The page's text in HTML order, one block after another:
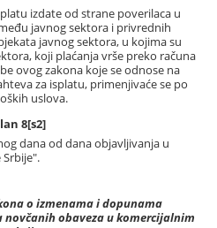
izdate od strane poverilaca u
javnog sektora i privrednih
javnog sektora, u kojima su
koji plaćanja vrše preko računa
ovog zakona koje se odnose na
za isplatu, primenjivaće se po
uslova.
8[s2]
dana od dana objavljivanja u
o izmenama i dopunama
obaveza u komercijalnim